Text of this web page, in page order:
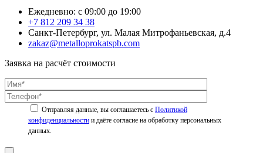
Ежедневно: с 09:00 до 19:00
+7 812 209 34 38
Санкт-Петербург, ул. Малая Митрофаньевская, д.4
zakaz@metalloprokatspb.com
Заявка на расчёт стоимости
Политикой
конфиденциальности